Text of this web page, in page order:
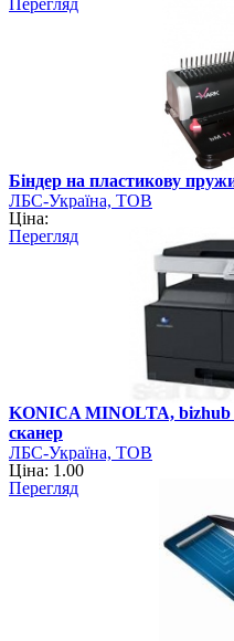
Перегляд
Біндер на пластикову
ЛБС-Україна, ТОВ
Ціна:
Перегляд
KONICA MINOLTA, bizhub
сканер
ЛБС-Україна, ТОВ
Ціна: 1.00
Перегляд